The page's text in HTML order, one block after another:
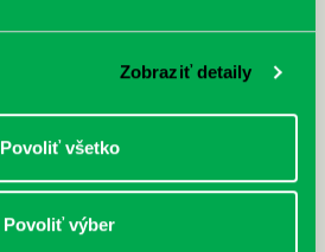
Zobraziť detaily
Povoliť všetko
Povoliť výber